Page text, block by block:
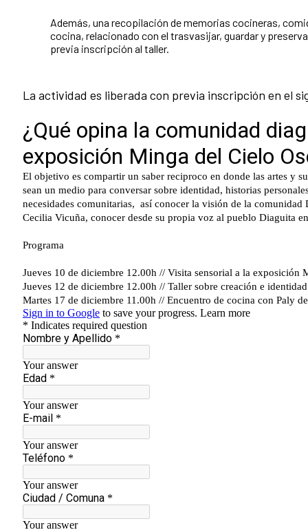
Además, una recopilación de memorias cocineras,
cocina, relacionado con el trasvasijar, guardar y
previa inscripción al taller.
La actividad es liberada con previa inscripción en el